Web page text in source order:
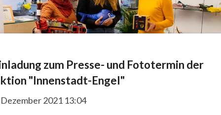
zum Presse- und Fototermin der
"Innenstadt-Engel"
2021 13:04